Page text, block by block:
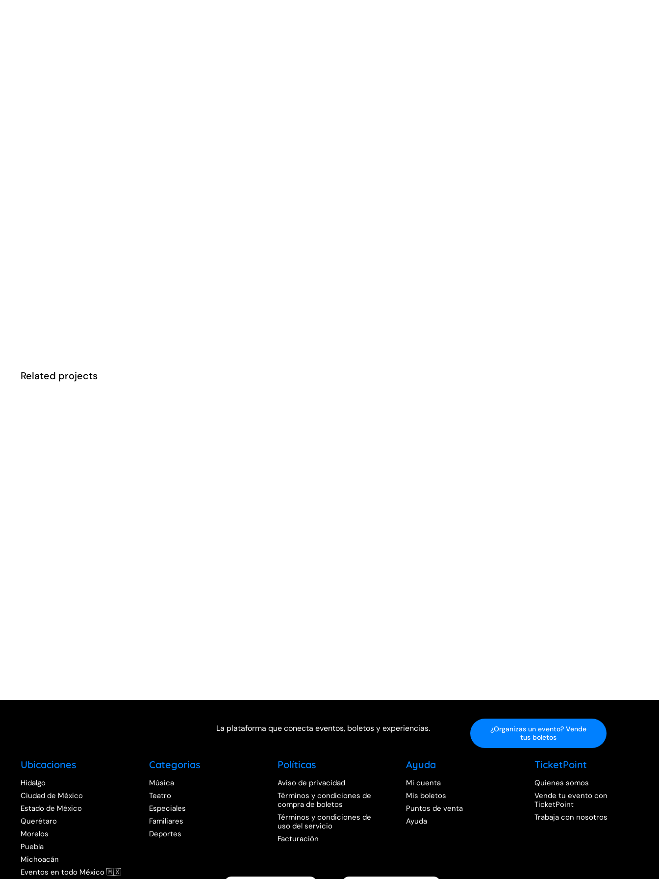
Related projects
La plataforma que conecta eventos, boletos y experiencias.
¿Organizas un evento? Vende
tus boletos
Ubicaciones
Hidalgo
Ciudad de México
Estado de México
Querétaro
Morelos
Puebla
Michoacán
Eventos en todo México 🇲🇽
Categorias
Música
Teatro
Especiales
Familiares
Deportes
Políticas
Aviso de privacidad
Términos y condiciones de
compra de boletos
Términos y condiciones de
uso del servicio
Facturación
Ayuda
Mi cuenta
Mis boletos
Puntos de venta
Ayuda
TicketPoint
Quienes somos
Vende tu evento con
TicketPoint
Trabaja con nosotros